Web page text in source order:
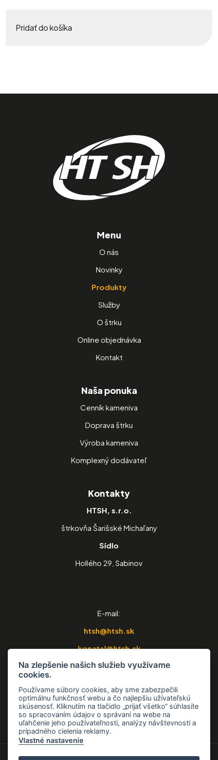
Pridať do košíka
Menu
O nás
Novinky
Produkty
Služby
O štrku
Online objednávka
Kontakt
Naša ponuka
Cenník kameniva
Doprava štrku
Výroba kameniva
Komplexný dodávateľ
Kontakty
HTSH, s.r.o.
štrkovňa Šarišské Michaľany
Sídlo
Hollého 29, Sabinov
E-mail:
htsh@htsh.sk
konatel@htsh.sk
strkovna@htsh.sk
0918 654 188
Na zlepšenie našich služieb využívame
cookies.
Používame súbory cookies, aby sme zabezpečili
optimálnu funkčnosť webu a čo najlepšiu užívateľskú
skúsenosť. Kliknutím na tlačidlo „prijať všetko“ súhlasíte
so spracovaním údajov o správaní na webe na
uľahčenie jeho používateľnosti, analýzy návštevnosti a
prípadného cielenia reklamy.
Vlastné nastavenie